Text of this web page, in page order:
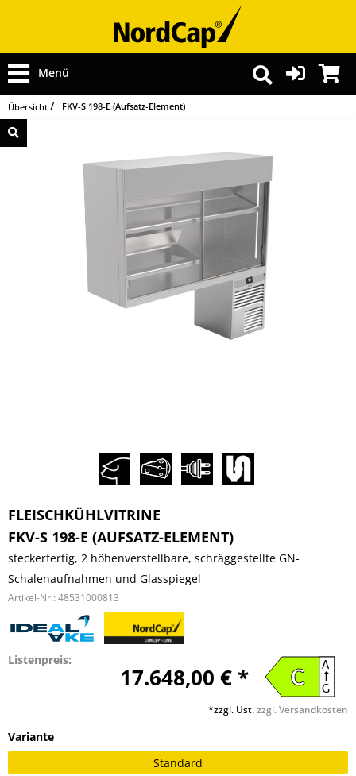
Menü
Übersicht FKV-S 198-E (Aufsatz-Element)
FLEISCHKÜHLVITRINE
FKV-S 198-E (AUFSATZ-ELEMENT)
steckerfertig, 2 höhenverstellbare, schräggestellte GN-
Schalenaufnahmen und Glasspiegel
Artikel-Nr.: 48531000813
Listenpreis:
17.648,00 € * A
G
C
*zzgl. Ust.zzgl. Versandkosten
Variante
Standard